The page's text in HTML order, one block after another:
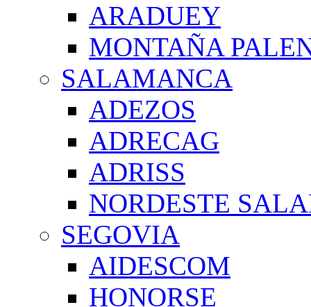
ARADUEY
MONTAÑA
SALAMANCA
ADEZOS
ADRECAG
ADRISS
NORDESTE
SEGOVIA
AIDESCOM
HONORSE